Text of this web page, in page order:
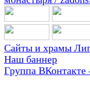
Сайты и храмы
Наш баннер
Группа